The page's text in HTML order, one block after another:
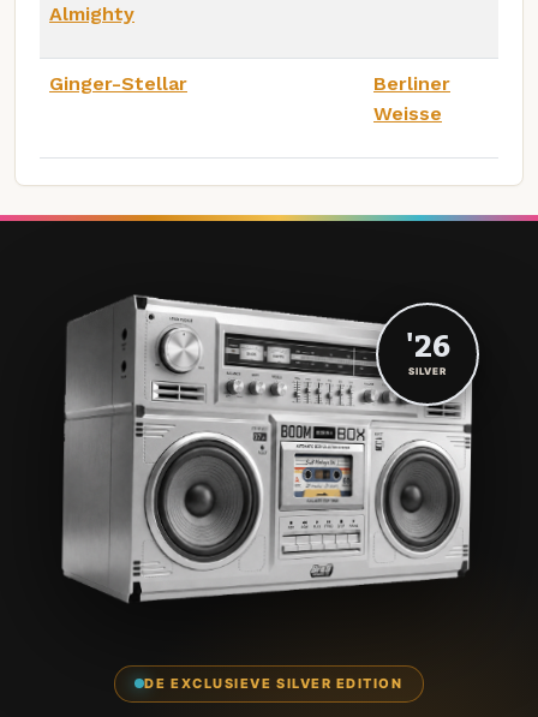
Almighty
Ginger-Stellar
Berliner
Weisse
DE EXCLUSIEVE SILVER EDITION
'26
SILVER